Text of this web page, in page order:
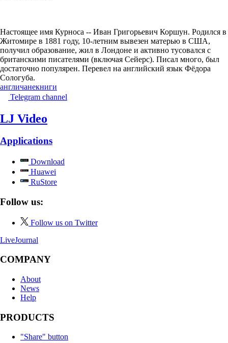
Настоящее имя Курноса -- Иван Григорьевич Коршун. Родился в
Житомире в 1881 году, 10-летним вывезен матерью в США,
получил образование, жил в Лондоне и активно тусовался с
британскими писателями (включая Сейерс). Писал много, был
достаточно популярен. Перевел на английский язык Фёдора
Сологуба.
англичанекниги
Telegram channel
LJ Video
Applications
Download
Huawei
RuStore
Follow us:
Follow us on Twitter
LiveJournal
COMPANY
About
News
Help
PRODUCTS
"Share" button